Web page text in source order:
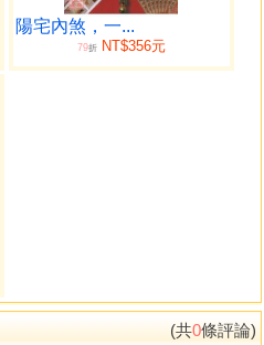
單變複雜，用詞力求簡明淺
望而卻步。風水地理之要不外
天成象，在地成形，萬物各
樹木皆有其含義與本質屬性，
例如，桂花不可論貴人，它代
媽、流產、做公關。倉庫代表
、儲備、災厄、死亡。鞋櫃代
人、意外、癌症、臭臉。陽台
溝、斷崖、理財。樓梯代表虎
利、生命關等。此外，讀者
巒頭形勢才是本質，而水的重
之論述，要明白物品含義，龍
點，真能坐直升機鳥瞰，更清
陽宅內煞，一...
79折NT$356元
(共0條評論)